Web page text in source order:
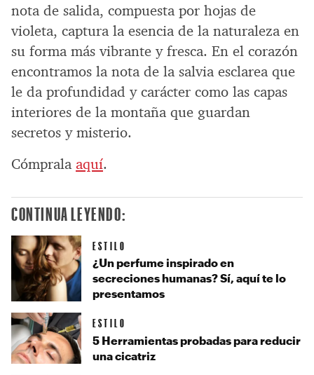
nota de salida, compuesta por hojas de
violeta, captura la esencia de la naturaleza en
su forma más vibrante y fresca. En el corazón
encontramos la nota de la salvia esclarea que
le da profundidad y carácter como las capas
interiores de la montaña que guardan
secretos y misterio.
Cómprala aquí.
CONTINUA LEYENDO:
ESTILO
¿Un perfume inspirado en
secreciones humanas? Sí, aquí te lo
presentamos
ESTILO
5 Herramientas probadas para reducir
una cicatriz